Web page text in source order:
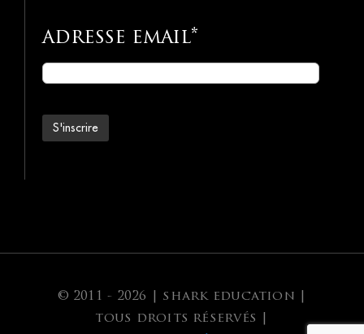
adresse email*
© 2011 - 2026 | shark education |
tous droits réservés |